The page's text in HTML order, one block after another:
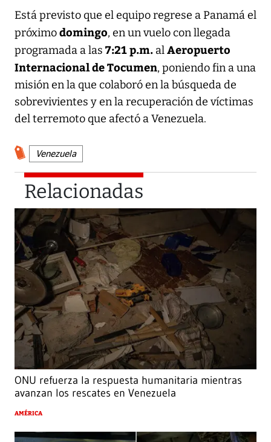
Está previsto que el equipo regrese a Panamá el
próximodomingo, en un vuelo con llegada
programada a las 7:21 p.m. alAeropuerto
Internacional de Tocumen, poniendo fin a una
misión en la que colaboró en la búsqueda de
sobrevivientes y en la recuperación de víctimas
del terremoto que afectó a Venezuela.
Venezuela
Relacionadas
ONU refuerza la respuesta humanitaria mientras
avanzan los rescates en Venezuela
AMÉRICA